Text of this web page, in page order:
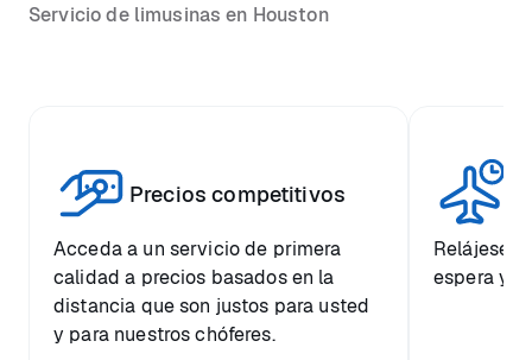
Servicio de limusinas en Houston
Precios competitivos
Acceda a un servicio de primera
calidad a precios basados en la
distancia que son justos para usted
y para nuestros chóferes.
Relájese
espera y